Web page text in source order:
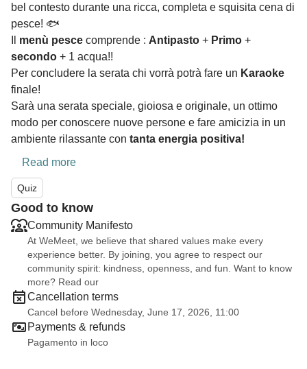
bel contesto durante una ricca, completa e squisita cena di
pesce! 🐟
menù pesce comprende : Antipasto + Primo +
secondo + 1 acqua!!
Per concludere la serata chi vorrà potrà fare un Karaoke
finale!
Sarà una serata speciale, gioiosa e originale, un ottimo
modo per conoscere nuove persone e fare amicizia in un
ambiente rilassante con tanta energia positiva!
Read more
Quiz
Good to know
Community Manifesto
At WeMeet, we believe that shared values make every
experience better. By joining, you agree to respect our
community spirit: kindness, openness, and fun. Want to know
more? Read our
Cancellation terms
Cancel before Wednesday, June 17, 2026, 11:00
Payments & refunds
Pagamento in loco